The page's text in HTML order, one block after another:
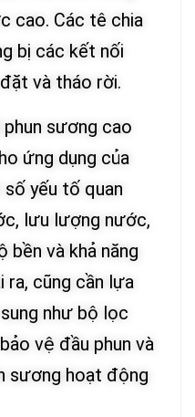
cao. Các tê chia
bị các kết nối
và tháo rời.
sương cao
ứng dụng của
yếu tố quan
lưu lượng nước,
và khả năng
ra, cũng cần lựa
như bộ lọc
vệ đầu phun và
sương hoạt động